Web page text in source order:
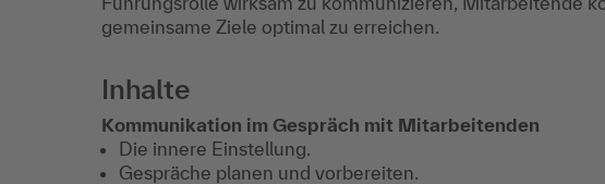
gemeinsame Ziele optimal zu erreichen.
Inhalte
Kommunikation im Gespräch mit Mitarbeitenden
Die innere Einstellung.
Gespräche planen und vorbereiten.